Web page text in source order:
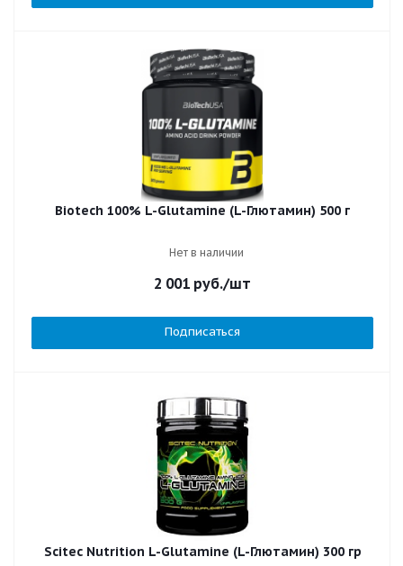
Biotech 100% L-Glutamine (L-Глютамин) 500 г
Нет в наличии
2 001 руб./шт
Подписаться
Scitec Nutrition L-Glutamine (L-Глютамин) 300 гр